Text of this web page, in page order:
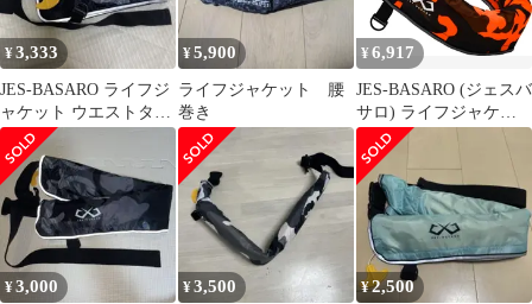
¥3,333
JES-BASARO ライフジ
ャケット ウエストタイ
プ
¥5,900
ライフジャケット 腰
巻き
¥6,917
JES-BASARO (ジェスバ
サロ) ライフジャケッ
ト 手動膨張式 釣り 大
人用 子供 腰巻き 腰 ベ
ルトタイプ 日本国内メ
ーカー B-Life-Jac-
MN/AT 日本語取り扱い
説明書 国際安全基準
CNAS認証品ボンベ搭
載
¥3,000 ¥3,500 ¥2,500